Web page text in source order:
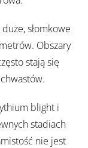
słomkowe
Obszary
stają się
blight i
stadiach
nie jest